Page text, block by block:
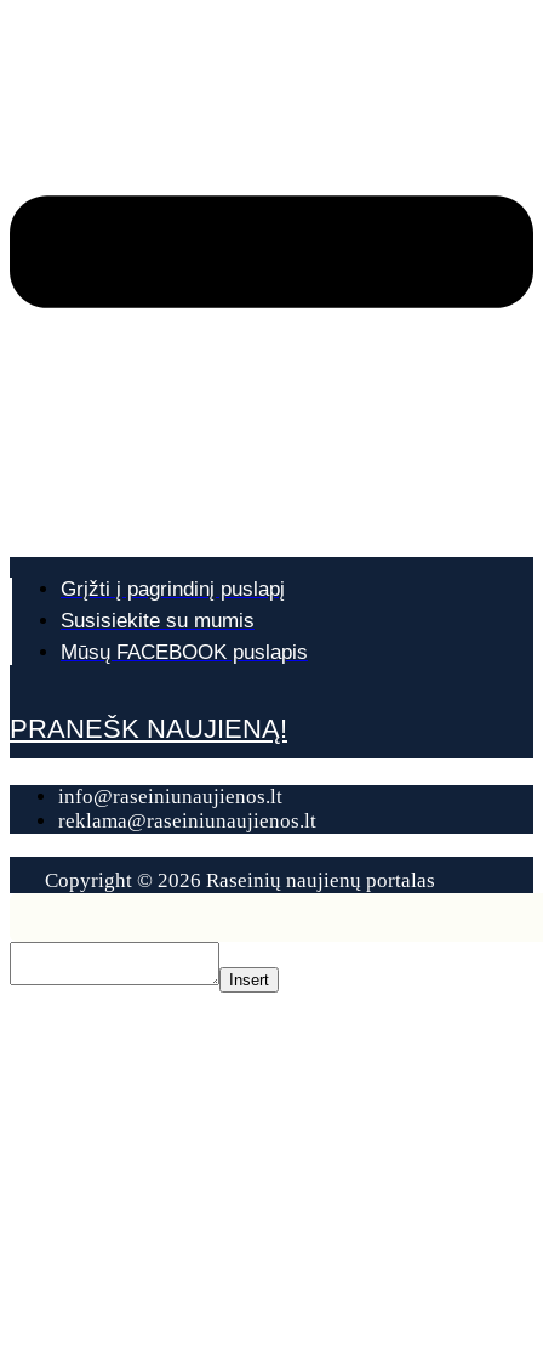
Grįžti į pagrindinį puslapį
Susisiekite su mumis
Mūsų FACEBOOK puslapis
PRANEŠK NAUJIENĄ!
info@raseiniunaujienos.lt
reklama@raseiniunaujienos.lt
Copyright © 2026 Raseinių naujienų portalas
Contact
Insert